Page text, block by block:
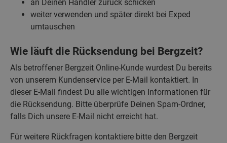
an Deinen Händler zurück schicken
weiter verwenden und später direkt bei Exped
umtauschen
Wie läuft die Rücksendung bei Bergzeit?
Als betroffener Bergzeit Online-Kunde wurdest Du bereits
von unserem Kundenservice per E-Mail kontaktiert. In
dieser E-Mail findest Du alle wichtigen Informationen für
die Rücksendung. Bitte überprüfe Deinen Spam-Ordner,
falls Dich unsere E-Mail nicht erreicht hat.
Für weitere Rückfragen kontaktiere bitte den Bergzeit